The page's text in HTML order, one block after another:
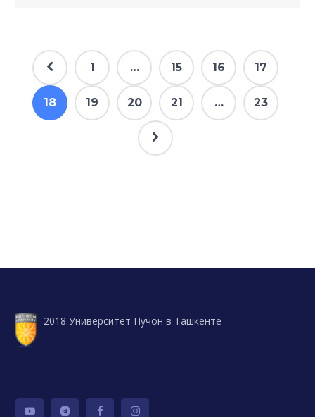
1 … 15 16 17
18 19 20 21 … 23
2018 Университет Пучон в Ташкенте